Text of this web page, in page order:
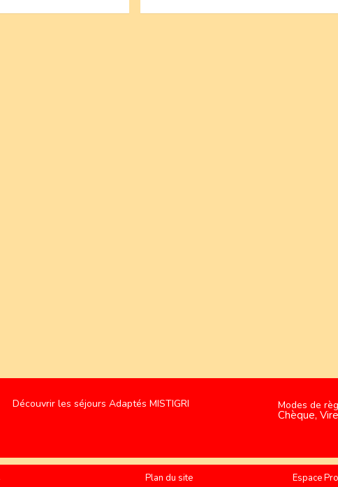
Découvrir les séjours Adaptés MISTIGRI Modes de
Chèque,
Plan du site Espace